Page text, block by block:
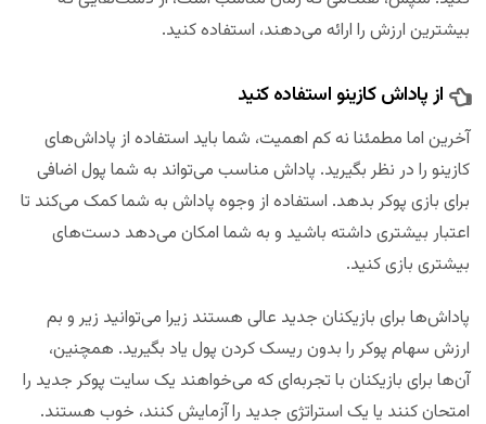
بیشترین ارزش را ارائه می‌دهند، استفاده کنید.
از پاداش کازینو استفاده کنید
آخرین اما مطمئنا نه کم اهمیت، شما باید استفاده از پاداش‌های
کازینو را در نظر بگیرید. پاداش مناسب می‌تواند به شما پول اضافی
برای بازی پوکر بدهد. استفاده از وجوه پاداش به شما کمک می‌کند تا
اعتبار بیشتری داشته باشید و به شما امکان می‌دهد دست‌های
بیشتری بازی کنید.
پاداش‌ها برای بازیکنان جدید عالی هستند زیرا می‌توانید زیر و بم
ارزش سهام پوکر را بدون ریسک کردن پول یاد بگیرید. همچنین،
آن‌ها برای بازیکنان با تجربه‌ای که می‌خواهند یک سایت پوکر جدید را
امتحان کنند یا یک استراتژی جدید را آزمایش کنند، خوب هستند.